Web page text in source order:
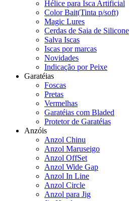
Hélice para Isca Artificial
Color Bait(Tinta p/soft)
Magic Lures
Cerdas de Saia de Silicone
Salva Iscas
Iscas por marcas
Novidades
Indicação por Peixe
Garatéias
Foscas
Pretas
Vermelhas
Garatéias com Bladed
Protetor de Garatéias
Anzóis
Anzol Chinu
Anzol Maruseigo
Anzol OffSet
Anzol Wide Gap
Anzol In Line
Anzol Circle
Anzol para Jig